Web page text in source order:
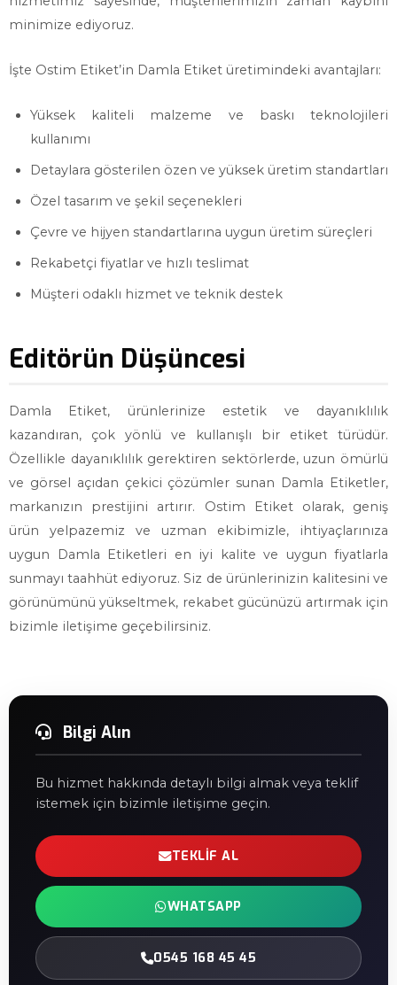
minimize ediyoruz.
İşte Ostim Etiket’in Damla Etiket üretimindeki avantajları:
Yüksek kaliteli malzeme ve baskı teknolojileri
kullanımı
Detaylara gösterilen özen ve yüksek üretim standartları
Özel tasarım ve şekil seçenekleri
Çevre ve hijyen standartlarına uygun üretim süreçleri
Rekabetçi fiyatlar ve hızlı teslimat
Müşteri odaklı hizmet ve teknik destek
Editörün Düşüncesi
Damla Etiket, ürünlerinize estetik ve dayanıklılık
kazandıran, çok yönlü ve kullanışlı bir etiket türüdür.
Özellikle dayanıklılık gerektiren sektörlerde, uzun ömürlü
ve görsel açıdan çekici çözümler sunan Damla Etiketler,
markanızın prestijini artırır. Ostim Etiket olarak, geniş
ürün yelpazemiz ve uzman ekibimizle, ihtiyaçlarınıza
uygun Damla Etiketleri en iyi kalite ve uygun fiyatlarla
sunmayı taahhüt ediyoruz. Siz de ürünlerinizin kalitesini ve
görünümünü yükseltmek, rekabet gücünüzü artırmak için
bizimle iletişime geçebilirsiniz.
Bilgi Alın
Bu hizmet hakkında detaylı bilgi almak veya teklif
istemek için bizimle iletişime geçin.
TEKLIF AL
WHATSAPP
0545 168 45 45